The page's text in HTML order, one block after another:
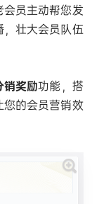
员主动帮您发
壮大会员队伍
销奖励功能，搭
您的会员营销效